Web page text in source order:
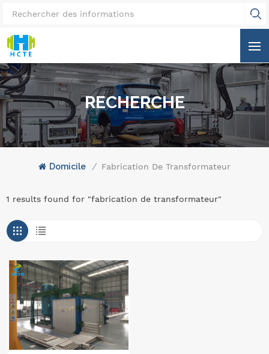
RECHERCHE
Domicile / Fabrication De Transformateur
1 results found for "fabrication de transformateur"